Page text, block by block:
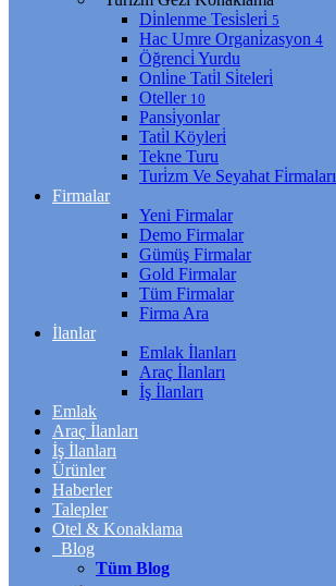
Di̇nlenme Tesi̇sleri̇ 5
Hac Umre Organi̇zasyon 4
Öğrenci̇ Yurdu
Onli̇ne Tati̇l Si̇teleri̇
Oteller 10
Pansi̇yonlar
Tati̇l Köyleri̇
Tekne Turu
Turi̇zm Ve Seyahat Fi̇rmaları
Firmalar
Yeni Firmalar
Demo Firmalar
Gümüş Firmalar
Gold Firmalar
Tüm Firmalar
Firma Ara
İlanlar
Emlak İlanları
Araç İlanları
İş İlanları
Emlak
Araç İlanları
İş İlanları
Ürünler
Haberler
Talepler
Otel & Konaklama
Blog
Tüm Blog